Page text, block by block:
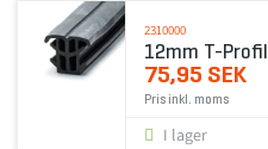
2310000
12mm T-Profil
75,95 SEK
Pris inkl. moms
I lager